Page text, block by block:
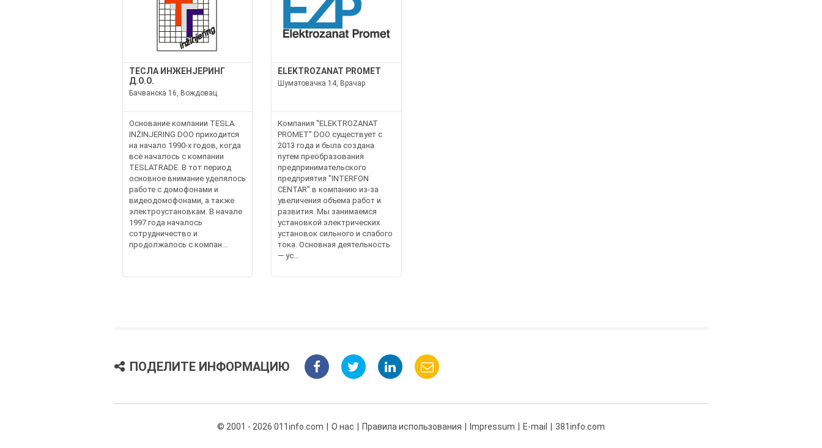
ТЕСЛА ИНЖЕНЈЕРИНГ
Д.О.О.
Бачванска 16, Вождовац
Основание компании TESLA
INŽINJERING DOO приходится
на начало 1990-х годов, когда
всё началось с компании
TESLATRADE. В тот период
основное внимание уделялось
работе с домофонами и
видеодомофонами, а также
электроустановкам. В начале
1997 года началось
сотрудничество и
продолжалось с компан...
ELEKTROZANAT PROMET
Шуматовачка 14, Врачар
Компания "ELEKTROZANAT
PROMET" DOO существует с
2013 года и была создана
путем преобразования
предпринимательского
предприятия "INTERFON
CENTAR" в компанию из-за
увеличения объема работ и
развития. Мы занимаемся
установкой электрических
установок сильного и слабого
тока. Основная деятельность
— ус...
ПОДЕЛИТЕ ИНФОРМАЦИЮ
© 2001 - 2026 011info.com О нас Правила использования Impressum E-mail 381info.com